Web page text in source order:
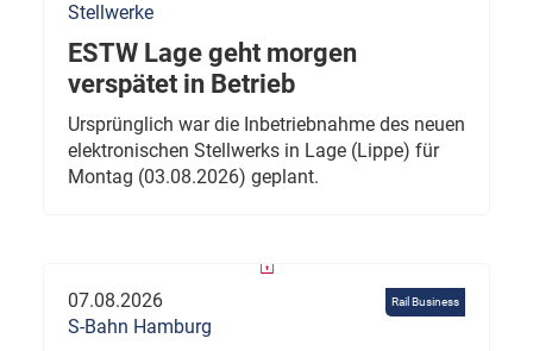
Stellwerke
ESTW Lage geht morgen
verspätet in Betrieb
Ursprünglich war die Inbetriebnahme des neuen
elektronischen Stellwerks in Lage (Lippe) für
Montag (03.08.2026) geplant.
Rail Business
07.08.2026
S-Bahn Hamburg